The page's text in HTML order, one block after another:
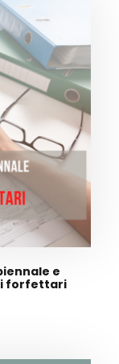
e
forfettari